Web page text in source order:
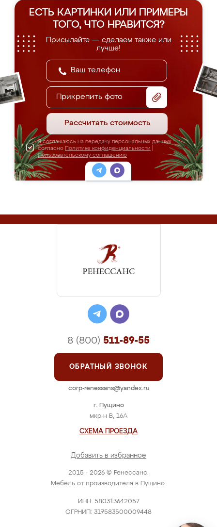
ЕСТЬ КАРТИНКИ ИЛИ ПРИМЕРЫ
ТОГО, ЧТО НРАВИТСЯ?
Присылайте — сделаем также или
лучше!
Прикрепить фото
Рассчитать стоимость
Я соглашаюсь на передачу персональных данных
согласно Политике конфиденциальности
Пользовательскому соглашению
2015 - 2026 © Ренессанс.
Мебель от производителя в Пущино.
ИНН: 580313642057
ОГРНИП: 317583500009448
г. Пущино
мкр-н В, 16А
СХЕМА ПРОЕЗДА
Добавить в избранное
8 (800) 511-89-55
ОБРАТНЫЙ ЗВОНОК
corp-renessans@yandex.ru